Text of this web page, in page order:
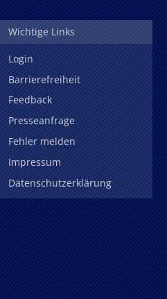
Wichtige Links
Login
Barrierefreiheit
Feedback
Presseanfrage
Fehler melden
Impressum
Datenschutzerklärung